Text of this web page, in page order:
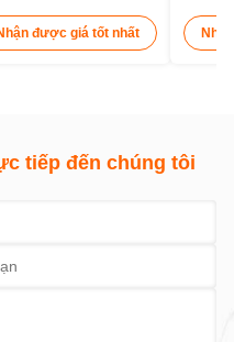
được giá tốt nhất
tiếp đến chúng tôi